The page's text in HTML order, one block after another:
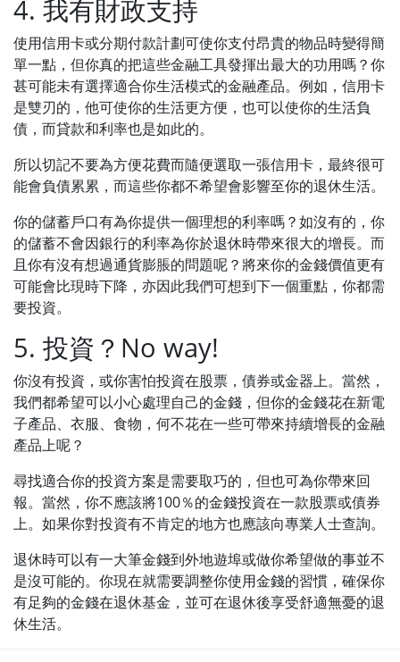
4. 我有財政支持
使用信用卡或分期付款計劃可使你支付昂貴的物品時變得簡
單一點，但你真的把這些金融工具發揮出最大的功用嗎？你
甚可能未有選擇適合你生活模式的金融產品。例如，信用卡
是雙刃的，他可使你的生活更方便，也可以使你的生活負
債，而貸款和利率也是如此的。
所以切記不要為方便花費而隨便選取一張信用卡，最終很可
能會負債累累，而這些你都不希望會影響至你的退休生活。
你的儲蓄戶口有為你提供一個理想的利率嗎？如沒有的，你
的儲蓄不會因銀行的利率為你於退休時帶來很大的增長。而
且你有沒有想過通貨膨脹的問題呢？將來你的金錢價值更有
可能會比現時下降，亦因此我們可想到下一個重點，你都需
要投資。
5. 投資？No way!
你沒有投資，或你害怕投資在股票，債券或金器上。當然，
我們都希望可以小心處理自己的金錢，但你的金錢花在新電
子產品、衣服、食物，何不花在一些可帶來持續增長的金融
產品上呢？
尋找適合你的投資方案是需要取巧的，但也可為你帶來回
報。當然，你不應該將100％的金錢投資在一款股票或債券
上。如果你對投資有不肯定的地方也應該向專業人士查詢。
退休時可以有一大筆金錢到外地遊埠或做你希望做的事並不
是沒可能的。你現在就需要調整你使用金錢的習慣，確保你
有足夠的金錢在退休基金，並可在退休後享受舒適無憂的退
休生活。